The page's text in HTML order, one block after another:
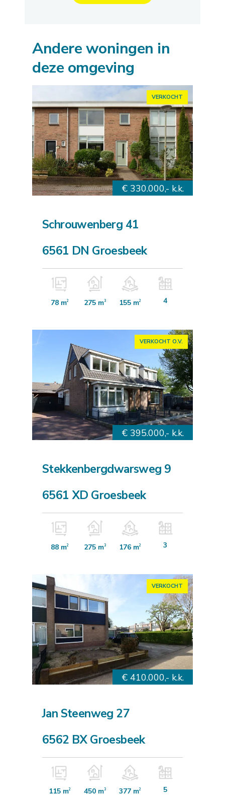
Andere woningen in
deze omgeving
VERKOCHT
€ 330.000,- k.k.
Schrouwenberg 41
6561 DN Groesbeek
78 m2 275 m3 155 m2 4
VERKOCHT O.V.
€ 395.000,- k.k.
Stekkenbergdwarsweg 9
6561 XD Groesbeek
88 m2 275 m3 176 m2 3
VERKOCHT
€ 410.000,- k.k.
Jan Steenweg 27
6562 BX Groesbeek
115 m2 450 m3 377 m2 5